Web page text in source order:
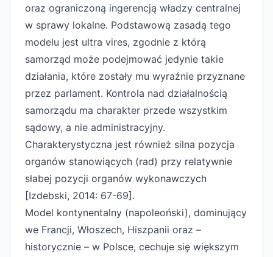
oraz ograniczoną ingerencją władzy centralnej
w sprawy lokalne. Podstawową zasadą tego
modelu jest ultra vires, zgodnie z którą
samorząd może podejmować jedynie takie
działania, które zostały mu wyraźnie przyznane
przez parlament. Kontrola nad działalnością
samorządu ma charakter przede wszystkim
sądowy, a nie administracyjny.
Charakterystyczna jest również silna pozycja
organów stanowiących (rad) przy relatywnie
słabej pozycji organów wykonawczych
[Izdebski, 2014: 67-69].
Model kontynentalny (napoleoński), dominujący
we Francji, Włoszech, Hiszpanii oraz –
historycznie – w Polsce, cechuje się większym